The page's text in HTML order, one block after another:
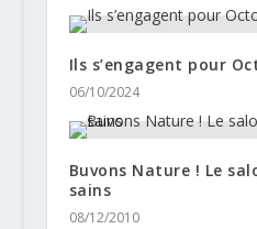
Ils s’engagent pour
06/10/2024
Buvons Nature ! Le
sains
08/12/2010